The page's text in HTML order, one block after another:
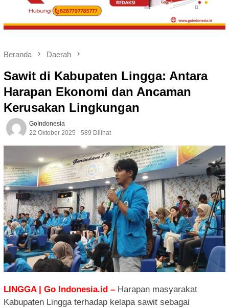
Beranda Daerah
Sawit di Kabupaten Lingga: Antara
Harapan Ekonomi dan Ancaman
Kerusakan Lingkungan
GoIndonesia
22 Oktober 2025
589 Dilihat
LINGGA | Go Indonesia.id – Harapan masyarakat
Kabupaten Lingga terhadap kelapa sawit sebagai